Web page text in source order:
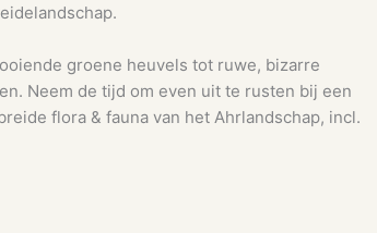
groene heuvels tot ruwe, bizarre
Neem de tijd om even uit te rusten bij een
flora & fauna van het Ahrlandschap, incl.